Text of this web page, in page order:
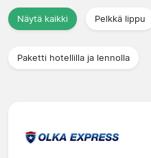
Näytä kaikki Pelkkä lippu
Paketti hotellilla ja lennolla